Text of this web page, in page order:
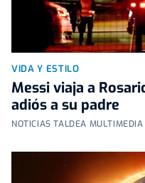
VIDA Y ESTILO
Messi viaja a
adiós a su padre
NOTICIAS TALDEA MULTIMEDIA